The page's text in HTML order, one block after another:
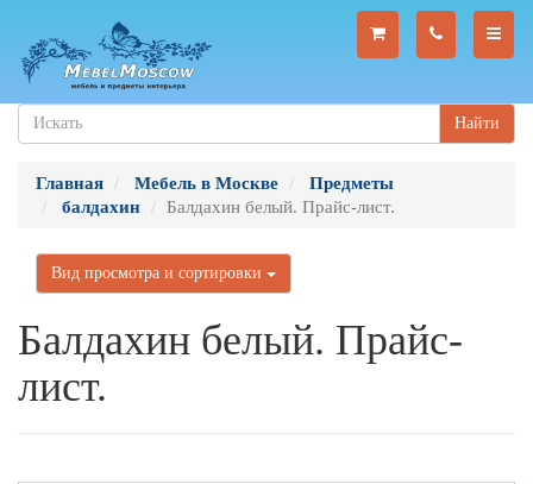
Найти
Главная Мебель в Москве
Предметы
балдахин
Балдахин белый. Прайс-лист.
Вид просмотра и сортировки
Балдахин белый. Прайс-
лист.